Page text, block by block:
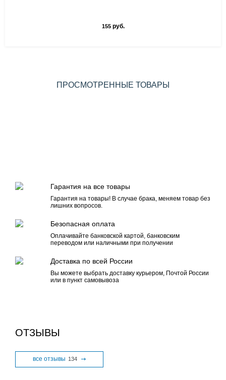
155руб.
ПРОСМОТРЕННЫЕ ТОВАРЫ
Гарантия на все товары
Гарантия на товары! В случае брака, меняем товар без
лишних вопросов.
Безопасная оплата
Оплачивайте банковской картой, банковским
переводом или наличными при получении
Доставка по всей России
Вы можете выбрать доставку курьером, Почтой России
или в пункт самовывоза
ОТЗЫВЫ
все отзывы 134